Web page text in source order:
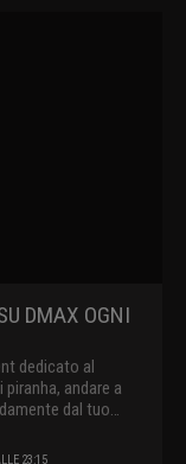
DMAX OGNI
dedicato al
andare a
dal tuo
23:15